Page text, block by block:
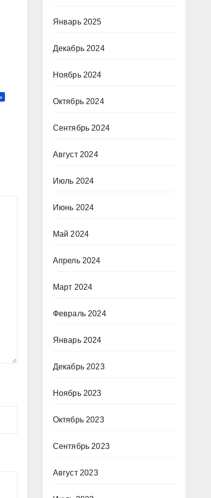
Январь 2025
Декабрь 2024
Ноябрь 2024
Октябрь 2024
Сентябрь 2024
Август 2024
Июль 2024
Июнь 2024
Май 2024
Апрель 2024
Март 2024
Февраль 2024
Январь 2024
Декабрь 2023
Ноябрь 2023
Октябрь 2023
Сентябрь 2023
Август 2023